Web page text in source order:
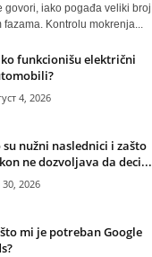
govori, iako pogađa veliki broj
fazama. Kontrolu mokrenja...
funkcionišu električni
4, 2026
su nužni naslednici i zašto
ne dozvoljava da deci...
30, 2026
mi je potreban Google